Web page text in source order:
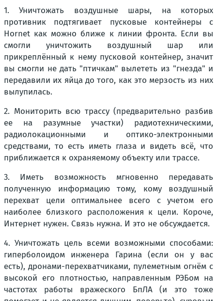
1. Уничтожать воздушные шары, на которых
противник подтягивает пусковые контейнеры с
Hornet как можно ближе к линии фронта. Если вы
смогли уничтожить воздушный шар или
прикреплённый к нему пусковой контейнер, значит
вы смогли не дать "птичкам" вылететь из "гнезда" и
передавили их яйца до того, как это мерзость из них
вылупилась.
2. Мониторить всю трассу (предварительно разбив
ее на разумные участки) радиотехническими,
радиолокационными и оптико-электронными
средствами, то есть иметь глаза и видеть всё, что
приближается к охраняемому объекту или трассе.
3. Иметь возможность мгновенно передавать
полученную информацию тому, кому воздушный
перехват цели оптимальнее всего с учетом его
наиболее близкого расположения к цели. Короче,
Интернет нужен. Связь нужна. И это не обсуждается.
4. Уничтожать цель всеми возможными способами:
гиперболоидом инженера Гарина (если он у вас
есть), дронами-перехватчиками, пулеметным огнём с
высокой его плотностью, направленным РЭБом на
частотах работы вражеского БпЛА (и это тоже